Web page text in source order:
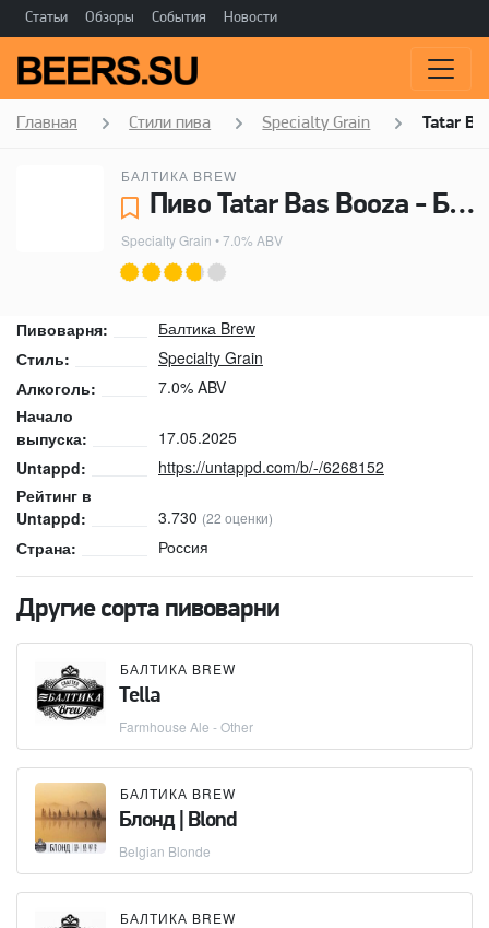
Статьи Обзоры События Новости
Главная Стили пива Specialty Grain Tatar
БАЛТИКА BREW
Пиво Tatar Bas Booza - Балтика Brew
Specialty Grain • 7.0% ABV
Пивоварня:
Балтика Brew
Стиль:
Specialty Grain
Алкоголь:
7.0% ABV
Начало
выпуска:
17.05.2025
Untappd:
https://untappd.com/b/-/6268152
Рейтинг в
Untappd:
3.730 (22 оценки)
Страна: Россия
Другие сорта пивоварни
БАЛТИКА BREW
Tella
Farmhouse Ale - Other
БАЛТИКА BREW
Блонд | Blond
Belgian Blonde
БАЛТИКА BREW